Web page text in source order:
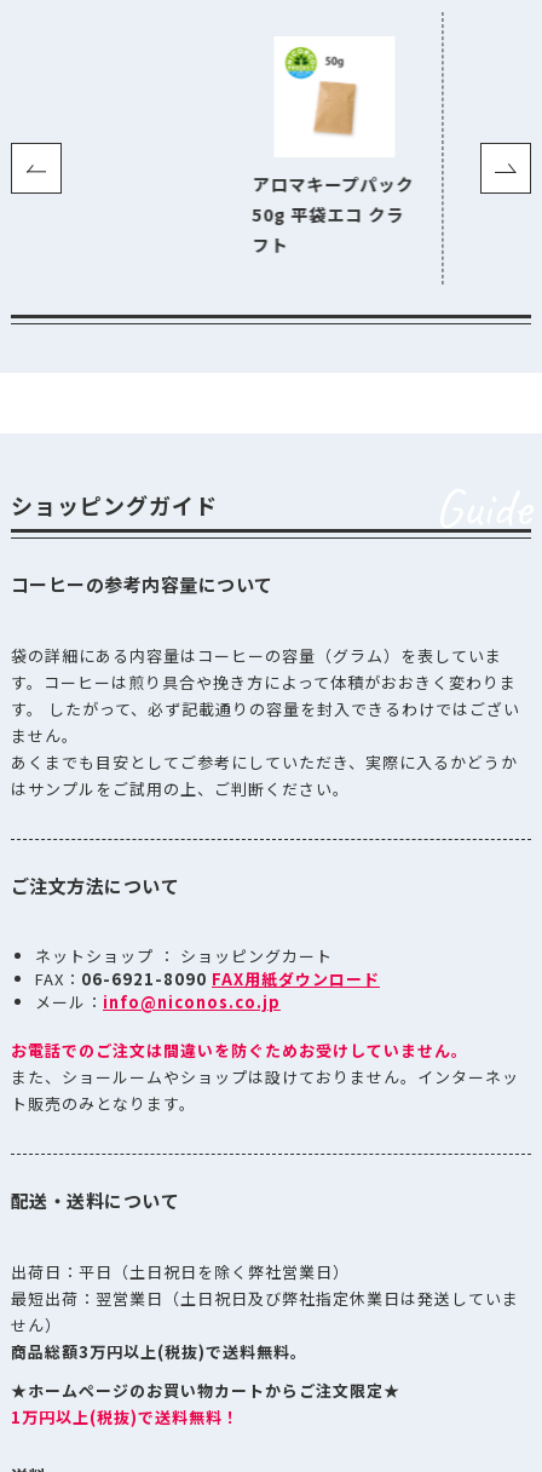
アロマキープパック
50g 平袋エコ クラ
フト
ショッピングガイド
コーヒーの参考内容量について
袋の詳細にある内容量はコーヒーの容量（グラム）を表していま
す。コーヒーは煎り具合や挽き方によって体積がおおきく変わりま
す。 したがって、必ず記載通りの容量を封入できるわけではござい
ません。
あくまでも目安としてご参考にしていただき、実際に入るかどうか
はサンプルをご試用の上、ご判断ください。
ご注文方法について
ネットショップ ： ショッピングカート
FAX： 06-6921-8090 FAX用紙ダウンロード
メール： info@niconos.co.jp
お電話でのご注文は間違いを防ぐためお受けしていません。
また、ショールームやショップは設けておりません。インターネッ
ト販売のみとなります。
配送・送料について
出荷日：平日（土日祝日を除く弊社営業日）
最短出荷：翌営業日（土日祝日及び弊社指定休業日は発送していま
せん）
商品総額3万円以上(税抜)で送料無料。
★ホームページのお買い物カートからご注文限定★
1万円以上(税抜)で送料無料！